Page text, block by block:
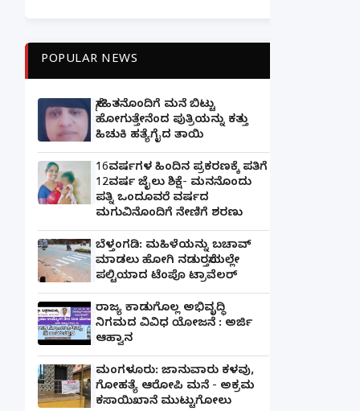
POPULAR NEWS
ಸ್ನೇಹಿತನೊಂದಿಗೆ ಮನೆ ಬಿಟ್ಟು
ಹೋಗುತ್ತೇನೆಂದ ಪುತ್ರಿಯನ್ನು ಕತ್ತು
ಹಿಚುಕಿ ಹತ್ಯೆಗೈದ ತಾಯಿ
16ವರ್ಷಗಳ ಹಿಂದಿನ ಪ್ರಕರಣಕ್ಕೆ ಪತಿಗೆ
12ವರ್ಷ ಜೈಲು ಶಿಕ್ಷೆ- ಮನನೊಂದು
ಪತ್ನಿ ಒಂದೂವರೆ ವರ್ಷದ
ಮಗುವಿನೊಂದಿಗೆ ನೇಣಿಗೆ ಶರಣು
ಬೆಳ್ತಂಗಡಿ: ಮಹಿಳೆಯನ್ನು ಬಚಾವ್
ಮಾಡಲು ಹೋಗಿ ನಡುರಸ್ತೆಯಲ್ಲೇ
ಪಲ್ಟಿಯಾದ ಟೆಂಪೊ ಟ್ರಾವೆಲರ್
ರಾಜ್ಯ ಕಾಡುಗೊಲ್ಲ ಅಭಿವೃದ್ಧಿ
ನಿಗಮದ ವಿವಿಧ ಯೋಜನೆ : ಅರ್ಜಿ
ಆಹ್ವಾನ
ಮಂಗಳೂರು: ಜಾನುವಾರು ಕಳವು,
ಗೋಹತ್ಯೆ ಆರೋಪಿ ಮನೆ - ಅಕ್ರಮ
ಕಸಾಯಿಖಾನೆ ಮುಟ್ಟುಗೋಲು